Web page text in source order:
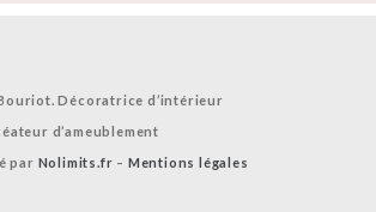
Décoratrice d’intérieur
d’ameublement
par Nolimits.fr – Mentions légales